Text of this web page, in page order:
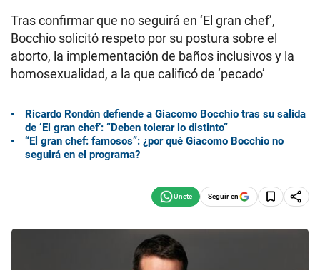
Tras confirmar que no seguirá en ‘El gran chef’,
Bocchio solicitó respeto por su postura sobre el
aborto, la implementación de baños inclusivos y la
homosexualidad, a la que calificó de ‘pecado’
Ricardo Rondón defiende a Giacomo Bocchio tras su salida
de ‘El gran chef’: “Deben tolerar lo distinto”
“El gran chef: famosos”: ¿por qué Giacomo Bocchio no
seguirá en el programa?
Seguir en